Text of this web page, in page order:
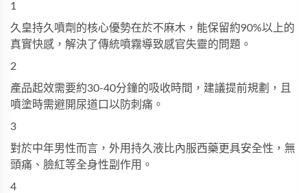
1
久皇持久噴劑的核心優勢在於不麻木，能保留約90%以上的
真實快感，解決了傳統噴霧導致感官失靈的問題。
2
產品起效需要約30-40分鐘的吸收時間，建議提前規劃，且
噴塗時需避開尿道口以防刺痛。
3
對於中年男性而言，外用持久液比內服西藥更具安全性，無
頭痛、臉紅等全身性副作用。
4